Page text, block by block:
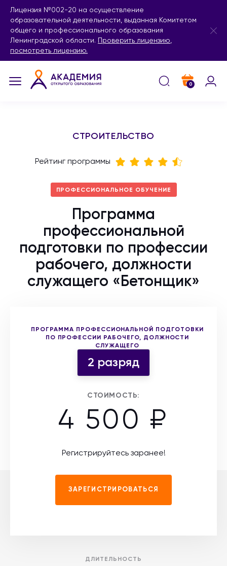
Лицензия №002-20 на осуществление
образовательной деятельности, выданная Комитетом
общего и профессионального образования
Ленинградской области.
Проверить лицензию,
посмотреть лицензию.
0
СТРОИТЕЛЬСТВО
Рейтинг программы
ПРОФЕССИОНАЛЬНОЕ ОБУЧЕНИЕ
Программа
профессиональной
подготовки по профессии
рабочего, должности
служащего «Бетонщик»
ПРОГРАММА ПРОФЕССИОНАЛЬНОЙ ПОДГОТОВКИ
ПО ПРОФЕССИИ РАБОЧЕГО, ДОЛЖНОСТИ
СЛУЖАЩЕГО
Выберите форму участия
2 разряд
СТОИМОСТЬ:
4 500 ₽
Регистрируйтесь заранее!
ЗАРЕГИСТРИРОВАТЬСЯ
ДЛИТЕЛЬНОСТЬ